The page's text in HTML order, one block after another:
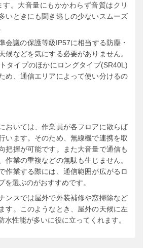
す。大音量にもかかわらず音質はクリ
いときにも聞き逃しの少ないスムーズ
会議の保護等級IP57に相当する防塵・
候などを気にする必要がありません。
タイプのほかにロングタイプ(SR40L)
め、通信エリアによって使い分けるの
おいては、作業員が各フロアに散らば
います。そのため、無線機で連携を取
把握が可能です。また大音量で通信も
作業の重複などの無駄も生じません。
作業する際には、通信範囲が広がるロ
を選ぶのがおすすめです。
ンスでは屋外で外装補修や窓掃除など
す。このようなとき、屋外の天候に左
水性能が多いに役に立ってくれます。